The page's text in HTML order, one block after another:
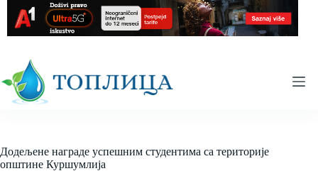
content
Додељене награде успешним студентима са територије
општине Куршумлија